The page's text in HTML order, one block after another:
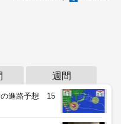
週間
の進路予想 15